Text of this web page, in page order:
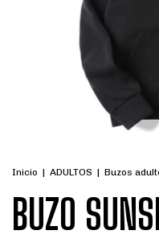
Inicio | ADULTOS | Buzos
BUZO